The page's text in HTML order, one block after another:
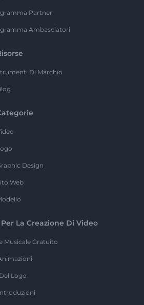
Partner
Ambasciatori
Di Marchio
Design
Web
La Creazione Di Video
Musicale Gratuito
Logo